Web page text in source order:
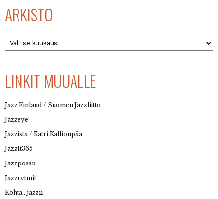
ARKISTO
Arkisto
LINKIT MUUALLE
Jazz Finland / Suomen Jazzliitto
Jazzeye
Jazzista / Katri Kallionpää
JazzIt365
Jazzpossu
Jazzrytmit
Kohta…jazzii